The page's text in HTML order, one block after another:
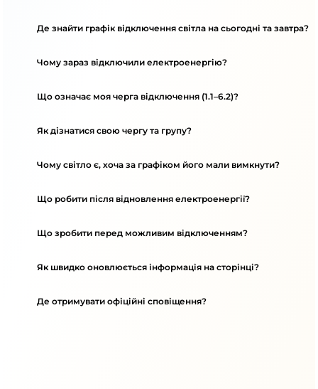
Де знайти графік відключення світла на сьогодні та завтра?
Чому зараз відключили електроенергію?
Що означає моя черга відключення (1.1–6.2)?
Як дізнатися свою чергу та групу?
Чому світло є, хоча за графіком його мали вимкнути?
Що робити після відновлення електроенергії?
Що зробити перед можливим відключенням?
Як швидко оновлюється інформація на сторінці?
Де отримувати офіційні сповіщення?